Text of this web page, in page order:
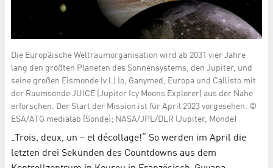
Die Europäische Weltraumorganisation wird ab 2031 vier Jahre
lang den größten Planeten des Sonnensystems, den Jupiter, und
seine großen Eismonde (v.l.) Io, Ganymed, Europa und Callisto mit
der Raumsonde JUICE (Jupiter Icy Moons Explorer) aus der Nähe
erforschen. Der Start der Mission ist für April 2023 vorgesehen. ©
ESA/ATG medialab (Sonde); NASA/JPL/DLR (Jupiter, Monde)
„Trois, deux, un – et décollage!“ So werden im April die
letzten drei Sekunden des Countdowns aus dem